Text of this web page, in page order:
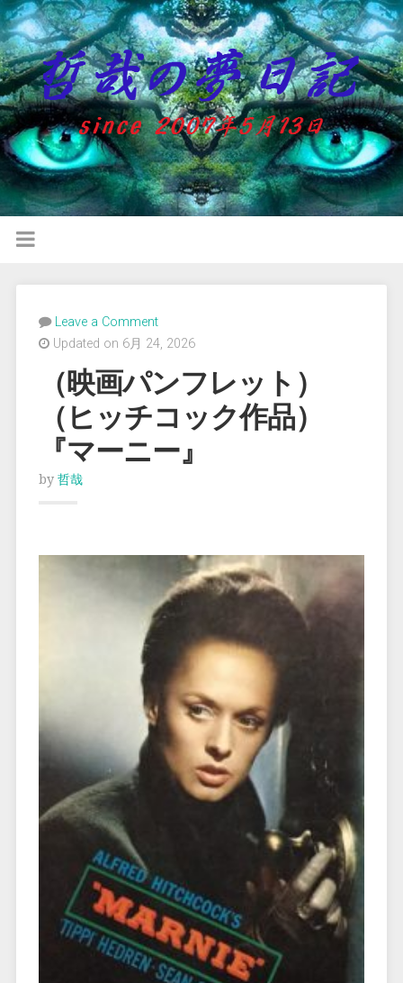
Leave a Comment
Updated on 6月 24, 2026
（映画パンフレット）
（ヒッチコック作品）
『マーニー』
by 哲哉